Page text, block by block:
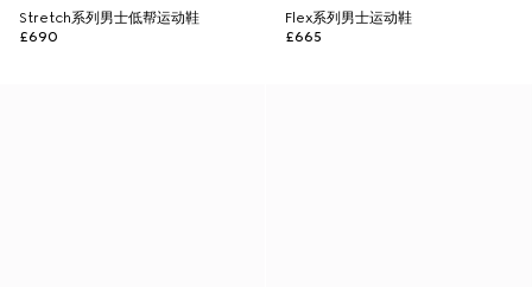
Stretch系列男士低帮运动鞋
£690
Flex系列男士运动鞋
£665